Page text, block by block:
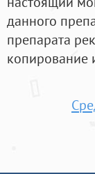
данного
препарата
копирование